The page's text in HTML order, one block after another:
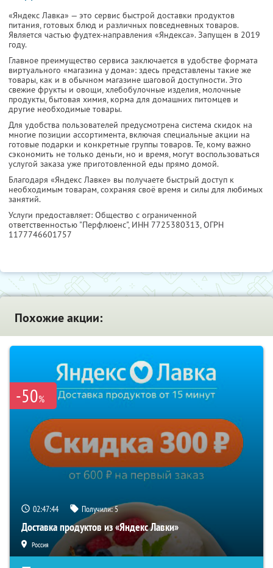
«Яндекс Лавка» — это сервис быстрой доставки продуктов
питания, готовых блюд и различных повседневных товаров.
Является частью фудтех-направления «Яндекса». Запущен в 2019
году.
Главное преимущество сервиса заключается в удобстве формата
виртуального «магазина у дома»: здесь представлены такие же
товары, как и в обычном магазине шаговой доступности. Это
свежие фрукты и овощи, хлебобулочные изделия, молочные
продукты, бытовая химия, корма для домашних питомцев и
другие необходимые товары.
Для удобства пользователей предусмотрена система скидок на
многие позиции ассортимента, включая специальные акции на
готовые подарки и конкретные группы товаров. Те, кому важно
сэкономить не только деньги, но и время, могут воспользоваться
услугой заказа уже приготовленной еды прямо домой.
Благодаря «Яндекс Лавке» вы получаете быстрый доступ к
необходимым товарам, сохраняя своё время и силы для любимых
занятий.
Услуги предоставляет: Общество с ограниченной
ответственностью "Перфлюенс", ИНН 7725380313, ОГРН
1177746601757
Похожие акции:
-50%
02:47:43 Получили:5
Доставка продуктов из «Яндекс Лавки»
Россия